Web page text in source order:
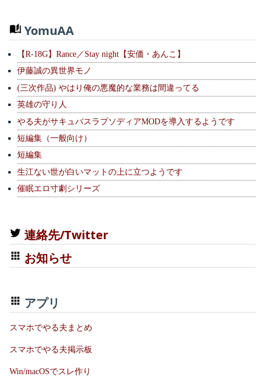
YomuAA
【R-18G】Rance／Stay night【安価・あんこ】
伊藤誠の異世界モノ
(三次作品) やはり俺の悪魔的な業務は間違ってる
英雄の守り人
やる夫がサキュバスラプソディアMODを導入するようです
短編集（一般向け）
短編集
生江ない世が白いマットの上に立つようです
催眠エロ寸劇シリーズ
連絡先/Twitter
お知らせ
アプリ
スマホでやる夫まとめ
スマホでやる夫掲示板
Win/macOSでスレ作り